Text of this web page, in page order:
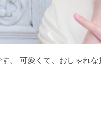
。 可愛くて、おしゃれ